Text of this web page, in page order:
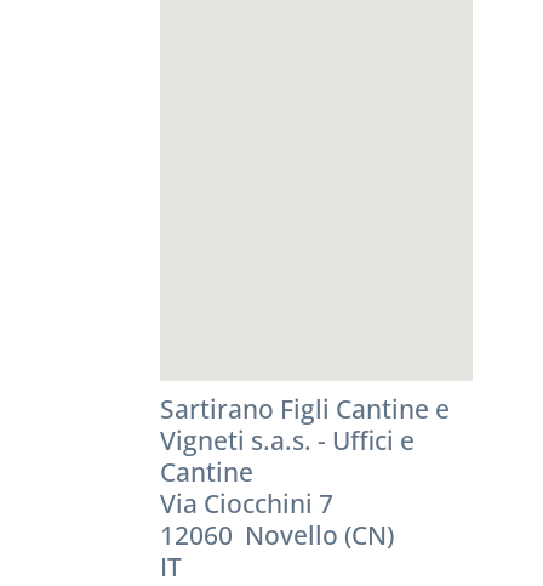
Sartirano Figli Cantine e
Vigneti s.a.s. - Uffici e
Cantine
Via Ciocchini 7
12060 Novello (CN)
IT